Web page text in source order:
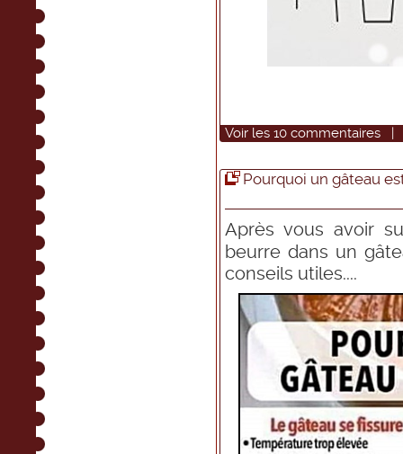
Voir les 10 commentaires
Pourquoi un gâteau
Après vous avoir
beurre dans un
conseils utiles....